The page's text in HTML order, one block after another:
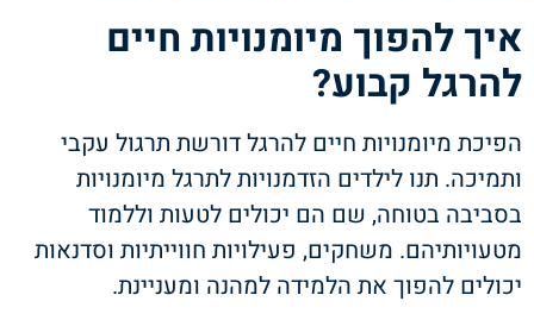
איך להפוך מיומנויות חיים
להרגל קבוע?
הפיכת מיומנויות חיים להרגל דורשת תרגול עקבי
ותמיכה. תנו לילדים הזדמנויות לתרגל מיומנויות
בסביבה בטוחה, שם הם יכולים לטעות וללמוד
מטעויותיהם. משחקים, פעילויות חווייתיות וסדנאות
יכולים להפוך את הלמידה למהנה ומעניינת.